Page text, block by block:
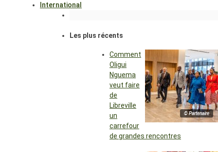
International
Les plus récents
© Partenaire
Comment
Oligui
Nguema
veut faire
de
Libreville
un
carrefour
de grandes rencontres